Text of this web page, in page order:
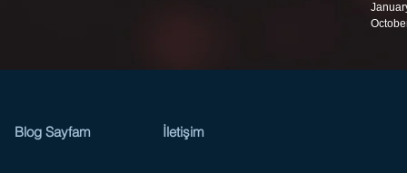
Blog Sayfam İletişim